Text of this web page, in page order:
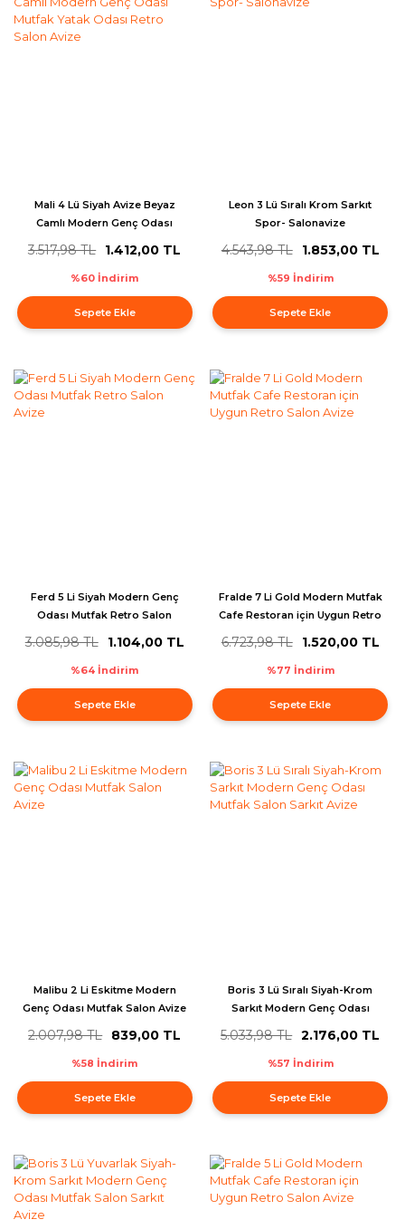
Mali 4 Lü Siyah Avize Beyaz
Camlı Modern Genç Odası
Salon Avize
3.517,98 TL 1.412,00 TL
%60 İndirim
Sepete Ekle
Leon 3 Lü Sıralı Krom Sarkıt
Spor- Salonavize
4.543,98 TL 1.853,00 TL
%59 İndirim
Sepete Ekle
Ferd 5 Li Siyah Modern Genç
Odası Mutfak Retro Salon
3.085,98 TL 1.104,00 TL
%64 İndirim
Sepete Ekle
Fralde 7 Li Gold Modern Mutfak
Cafe Restoran için Uygun Retro
6.723,98 TL 1.520,00 TL
%77 İndirim
Sepete Ekle
Malibu 2 Li Eskitme Modern
Genç Odası Mutfak Salon Avize
2.007,98 TL 839,00 TL
%58 İndirim
Sepete Ekle
Boris 3 Lü Sıralı Siyah-Krom
Sarkıt Modern Genç Odası
5.033,98 TL 2.176,00 TL
%57 İndirim
Sepete Ekle